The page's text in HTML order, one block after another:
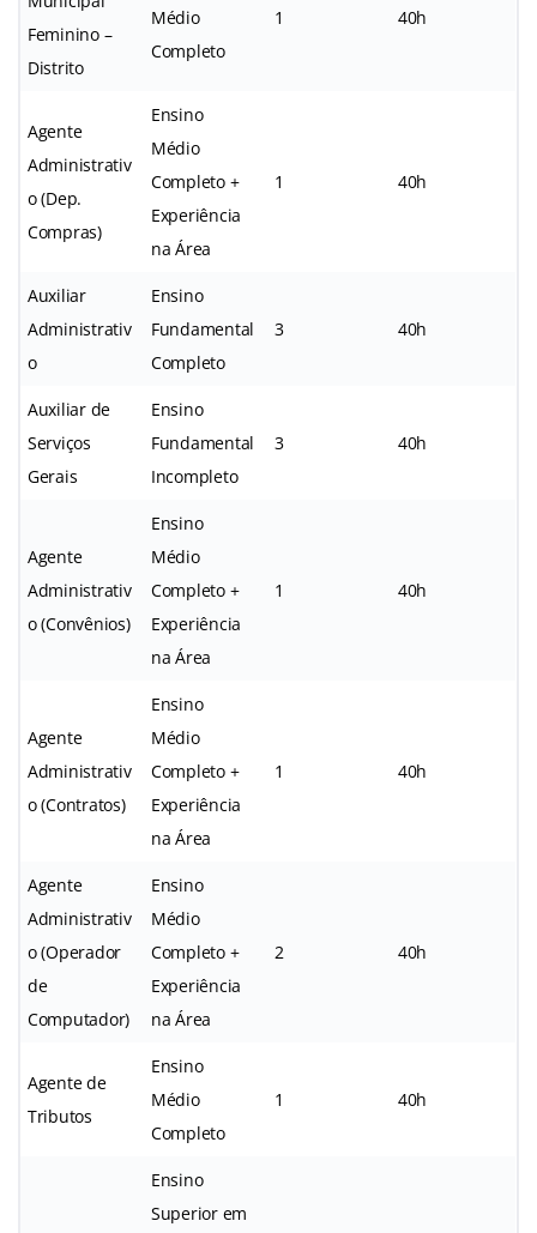
Feminino –
Distrito
Médio
Completo
1 40h
Agente
Administrativ
o (Dep.
Compras)
Ensino
Médio
Completo +
Experiência
na Área
1 40h
Auxiliar
Administrativ
o
Ensino
Fundamental
Completo
3 40h
Auxiliar de
Serviços
Gerais
Ensino
Fundamental
Incompleto
3 40h
Agente
Administrativ
o (Convênios)
Ensino
Médio
Completo +
Experiência
na Área
1 40h
Agente
Administrativ
o (Contratos)
Ensino
Médio
Completo +
Experiência
na Área
1 40h
Agente
Administrativ
o (Operador
de
Computador)
Ensino
Médio
Completo +
Experiência
na Área
2 40h
Agente de
Tributos
Ensino
Médio
Completo
1 40h
Ensino
Superior em